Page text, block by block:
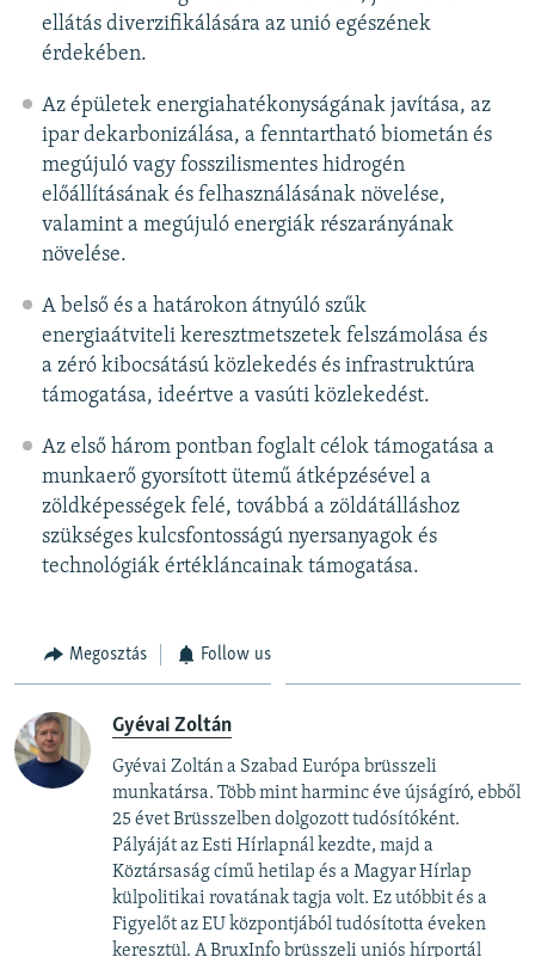
ellátás diverzifikálására az unió egészének
érdekében.
Az épületek energiahatékonyságának javítása, az
ipar dekarbonizálása, a fenntartható biometán és
megújuló vagy fosszilismentes hidrogén
előállításának és felhasználásának növelése,
valamint a megújuló energiák részarányának
növelése.
A belső és a határokon átnyúló szűk
energiaátviteli keresztmetszetek felszámolása és
a zéró kibocsátású közlekedés és infrastruktúra
támogatása, ideértve a vasúti közlekedést.
Az első három pontban foglalt célok támogatása a
munkaerő gyorsított ütemű átképzésével a
zöldképességek felé, továbbá a zöldátálláshoz
szükséges kulcsfontosságú nyersanyagok és
technológiák értékláncainak támogatása.
Megosztás Follow us
Gyévai Zoltán
Gyévai Zoltán a Szabad Európa brüsszeli
munkatársa. Több mint harminc éve újságíró, ebből
25 évet Brüsszelben dolgozott tudósítóként.
Pályáját az Esti Hírlapnál kezdte, majd a
Köztársaság című hetilap és a Magyar Hírlap
külpolitikai rovatának tagja volt. Ez utóbbit és a
Figyelőt az EU központjából tudósította éveken
keresztül. A BruxInfo brüsszeli uniós hírportál